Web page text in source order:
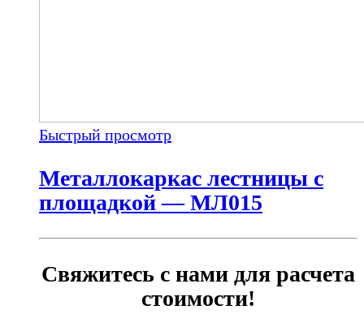
Быстрый просмотр
Металлокаркас лестницы с
площадкой — МЛ015
Свяжитесь с нами для расчета
стоимости!